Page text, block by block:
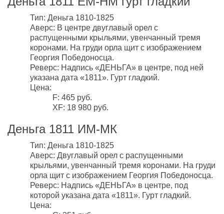
Тип: Деньга 1810-1825
Аверс: В центре двуглавый орел с
распущенными крыльями, увенчанный тремя
коронами. На груди орла щит с изображением
Георгия Победоносца.
Реверс: Надпись «ДЕНЬГА» в центре, под ней
указана дата «1811». Гурт гладкий.
Цена:
F: 465 руб.
XF: 18 980 руб.
Деньга 1811 ИМ-МК
Тип: Деньга 1810-1825
Аверс: Двуглавый орел с распущенными
крыльями, увенчанный тремя коронами. На груди
орла щит с изображением Георгия Победоносца.
Реверс: Надпись «ДЕНЬГА» в центре, под
которой указана дата «1811». Гурт гладкий.
Цена: